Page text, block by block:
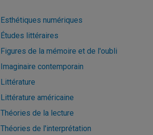
Esthétiques numériques
Études littéraires
Figures de la mémoire et de l'oubli
Imaginaire contemporain
Littérature
Littérature américaine
Théories de la lecture
Théories de l'interprétation